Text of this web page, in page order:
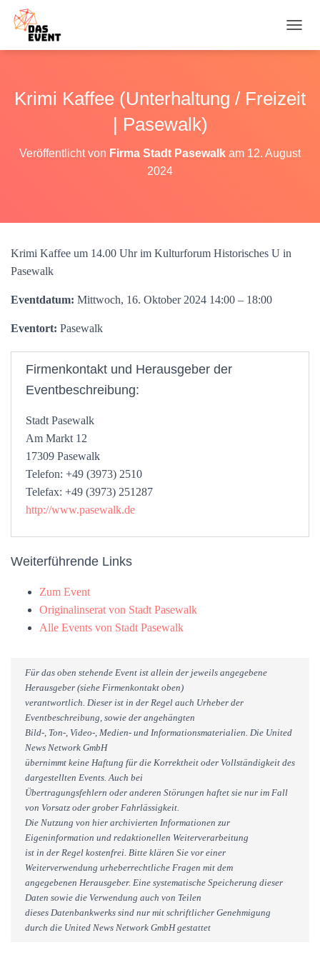
A
G
A
N
H
Krimi Kaffee (Unterhaltung / Freizeit
| Pasewalk)
Veröffentlicht von Firma Stadt Pasewalk am 12. August
2024
Krimi Kaffee um 14.00 Uhr im Kulturforum Historisches U in
Pasewalk
Eventdatum: Mittwoch, 16. Oktober 2024 14:00 – 18:00
Eventort: Pasewalk
Firmenkontakt und Herausgeber der
Eventbeschreibung:
Stadt Pasewalk
Am Markt 12
17309 Pasewalk
Telefon: +49 (3973) 2510
Telefax: +49 (3973) 251287
http://www.pasewalk.de
Weiterführende Links
Zum Event
Originalinserat von Stadt Pasewalk
Alle Events von Stadt Pasewalk
Für das oben stehende Event ist allein der jeweils angegebene
Herausgeber (siehe Firmenkontakt oben)
verantwortlich. Dieser ist in der Regel auch Urheber der
Eventbeschreibung, sowie der angehängten
Bild-, Ton-, Video-, Medien- und Informationsmaterialien. Die United
News Network GmbH
übernimmt keine Haftung für die Korrektheit oder Vollständigkeit des
dargestellten Events. Auch bei
Übertragungsfehlern oder anderen Störungen haftet sie nur im Fall
von Vorsatz oder grober Fahrlässigkeit.
Die Nutzung von hier archivierten Informationen zur
Eigeninformation und redaktionellen Weiterverarbeitung
ist in der Regel kostenfrei. Bitte klären Sie vor einer
Weiterverwendung urheberrechtliche Fragen mit dem
angegebenen Herausgeber. Eine systematische Speicherung dieser
Daten sowie die Verwendung auch von Teilen
dieses Datenbankwerks sind nur mit schriftlicher Genehmigung
durch die United News Network GmbH gestattet